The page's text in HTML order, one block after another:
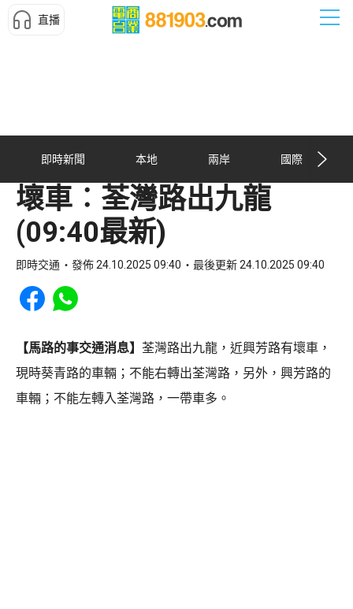
直播
即時新聞 本地 兩岸 國際
壞車︰荃灣路出九龍
(09:40最新)
即時交通 發佈 24.10.2025 09:40 最後更新 24.10.2025 09:40
Share to Facebook
Share to WhatsApp
【馬路的事交通消息】 荃灣路出九龍，近興芳路有壞車，
現時葵青路的車輛；不能右轉出荃灣路，另外，興芳路的
車輛；不能左轉入荃灣路，一帶車多。